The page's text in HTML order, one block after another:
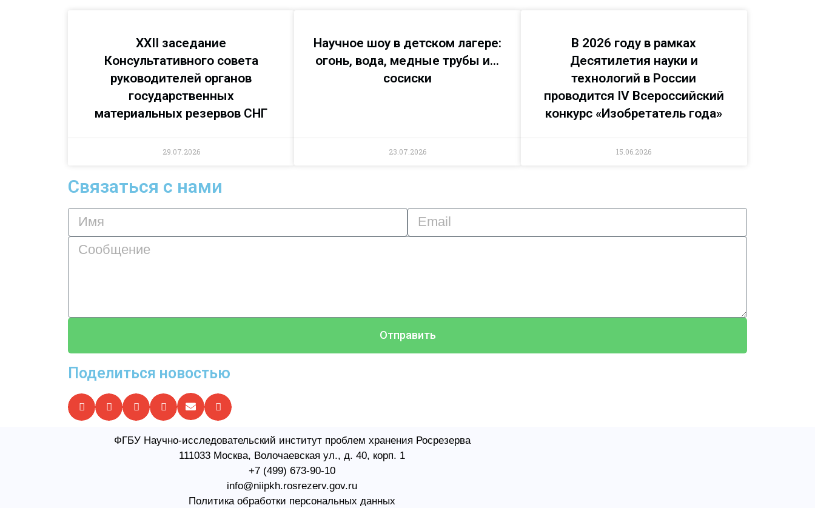
XXII заседание
Консультативного совета
руководителей органов
государственных
материальных резервов СНГ
29.07.2026
Научное шоу в детском лагере:
огонь, вода, медные трубы и…
сосиски
23.07.2026
В 2026 году в рамках
Десятилетия науки и
технологий в России
проводится IV Всероссийский
конкурс «Изобретатель года»
15.06.2026
Связаться с нами
Отправить
Поделиться новостью
ФГБУ Научно-исследовательский институт проблем хранения Росрезерва​
111033 Москва, Волочаевская ул., д. 40, корп. 1
+7 (499) 673-90-10
info@niipkh.rosrezerv.gov.ru
Политика обработки персональных данных